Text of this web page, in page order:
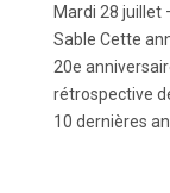
Mardi 28 juillet
Sable Cette
20e
rétrospective
10 dernières